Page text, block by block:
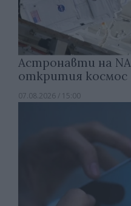
Астронавти на
открития космос
07.08.2026 / 15:00